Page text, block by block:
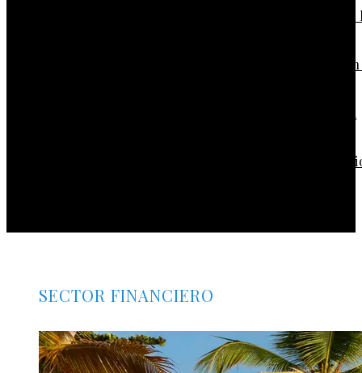
Trinidad y Tobago: desafíos sociales y laborales en
La quiebra de más de 9.000 bancos y su impacto
La evolución de las rutas comerciales en los
SECTOR FINANCIERO